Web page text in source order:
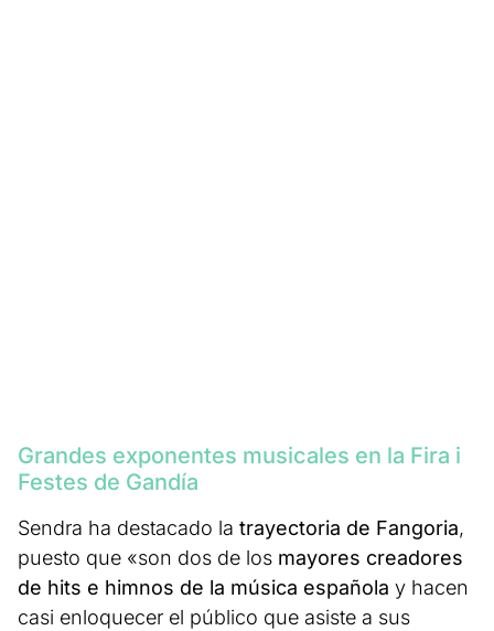
Grandes exponentes musicales en la Fira i
Festes de Gandía
Sendra ha destacado la trayectoria de Fangoria,
puesto que «son dos de los mayores creadores
de hits e himnos de la música española y hacen
casi enloquecer el público que asiste a sus